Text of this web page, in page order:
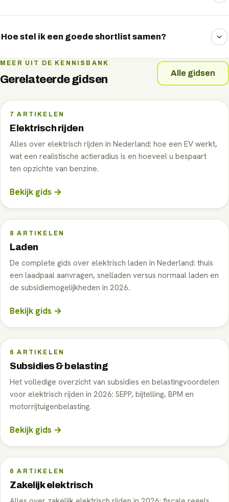
middenklasser met gunstige TCO en goede laadcurve past
Hoe stel ik een goede shortlist samen?
Bepaal eerst je segment op basis van gebruik en budget,
en kies daarbinnen twee of drie modellen die je vergelijkt
MEER UIT DE KENNISBANK
Gerelateerde gidsen
Alle gidsen
7 ARTIKELEN
Elektrisch rijden
Alles over elektrisch rijden in Nederland: hoe een EV werkt,
wat een realistische actieradius is en hoeveel u bespaart
ten opzichte van benzine.
Bekijk gids →
8 ARTIKELEN
Laden
De complete gids over elektrisch laden in Nederland: thuis
een laadpaal aanvragen, snelladen versus normaal laden en
de subsidiemogelijkheden in 2026.
Bekijk gids →
6 ARTIKELEN
Subsidies & belasting
Het volledige overzicht van subsidies en belastingvoordelen
voor elektrisch rijden in 2026: SEPP, bijtelling, BPM en
motorrijtuigenbelasting.
Bekijk gids →
6 ARTIKELEN
Zakelijk elektrisch